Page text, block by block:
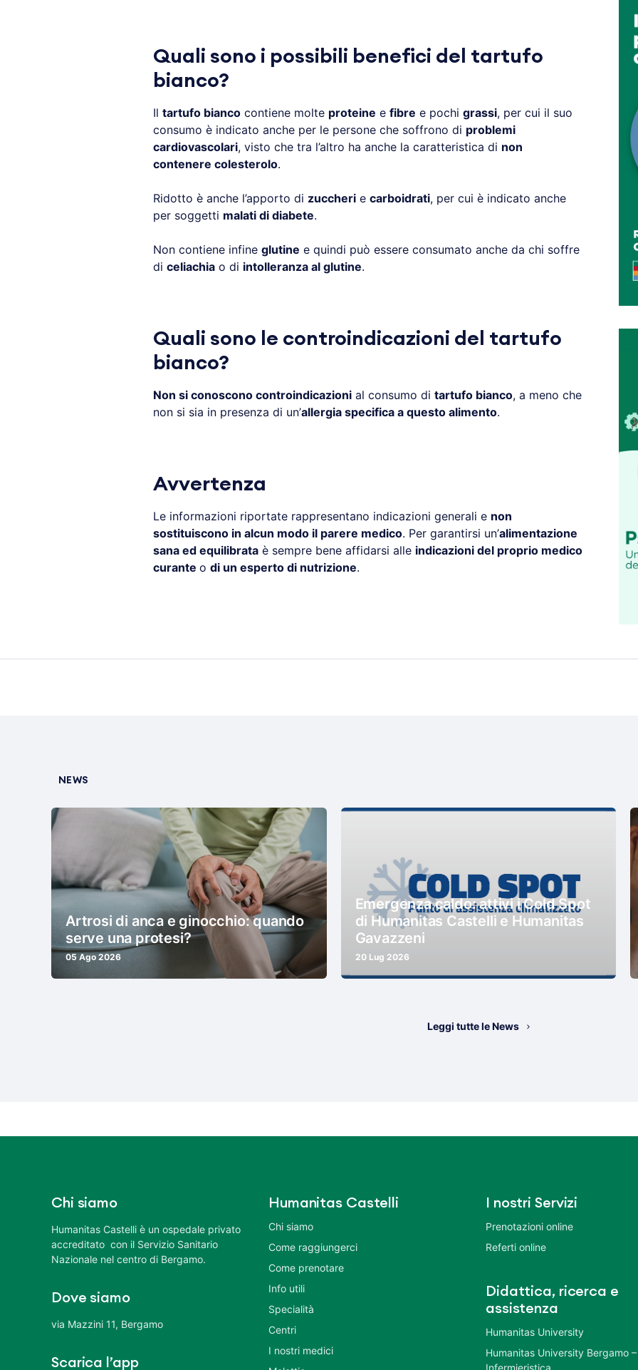
Quali sono i possibili benefici del tartufo
bianco?
Il tartufo biancocontiene molte proteine e fibre e pochi grassi, per cui il suo
consumo è indicato anche per le persone che soffrono di problemi
cardiovascolari, visto che tra l’altro ha anche la caratteristica di non
contenere colesterolo.
Ridotto è anche l’apporto di zuccherie carboidrati, per cui è indicato anche
per soggetti malati di diabete.
Non contiene infine glutine e quindi può essere consumato anche da chi soffre
di celiachiao di intolleranza al glutine.
Quali sono le controindicazioni del tartufo
bianco?
Non si conoscono controindicazionial consumo di tartufo bianco, a meno che
non si sia in presenza di un’allergia specifica a questo alimento.
Avvertenza
Le informazioni riportate rappresentano indicazioni generali e non
sostituiscono in alcun modo il parere medico. Per garantirsi un’alimentazione
sana ed equilibrataè sempre bene affidarsi alle indicazioni del proprio medico
curante o di un esperto di nutrizione.
NEWS
Artrosi di anca e ginocchio: quando
serve una protesi?
05 Ago 2026
Emergenza caldo: attivi i Cold Spot
di Humanitas Castelli e Humanitas
Gavazzeni
20 Lug 2026
Leggi tutte le News
Chi siamo
Humanitas Castelli è un ospedale privato
accreditato con il Servizio Sanitario
Nazionale nel centro di Bergamo.
Dove siamo
via Mazzini 11, Bergamo
Scarica l’app
Humanitas Castelli
Chi siamo
Come raggiungerci
Come prenotare
Info utili
Specialità
Centri
I nostri medici
I nostri Servizi
Prenotazioni online
Referti online
Didattica, ricerca e
assistenza
Humanitas University
Humanitas University Bergamo
Infermieristica